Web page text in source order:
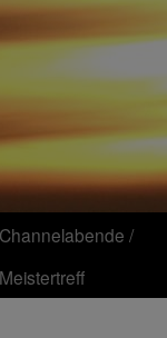
Channelabende /
Meistertreff